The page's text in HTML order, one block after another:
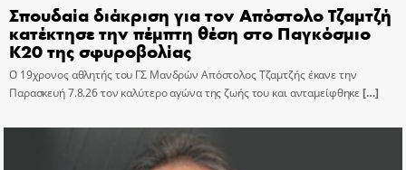
Σπουδαία διάκριση για τον Απόστολο Τζαμτζή
κατέκτησε την πέμπτη θέση στο Παγκόσμιο
Κ20 της σφυροβολίας
Ο 19χρονος αθλητής του ΓΣ Μανδρών Απόστολος Τζαμτζής έκανε την
Παρασκευή 7.8.26 τον καλύτερο αγώνα της ζωής του και ανταμείφθηκε[…]